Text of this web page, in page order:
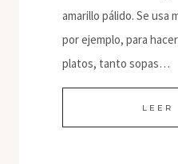
amarillo pálido. Se usa
por ejemplo, para
platos, tanto sopas…
LEER